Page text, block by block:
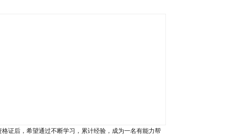
证后，希望通过不断学习，累计经验，成为一名有能力帮